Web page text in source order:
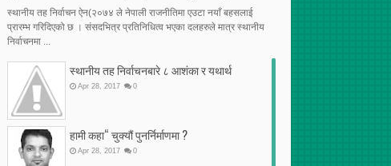
स्थानीय तह निर्वाचन ऐन(२०७४ ले नेपाली राजनीतिमा एउटा नयाँ बहसलाई
प्रारम्भ गरिदिएको छ । संसदभित्र प्रतिनिधित्व भएका दलहरुले मात्र स्थानीय
निर्वाचनमा ...
स्थानीय तह निर्वाचनबारे ८ आशंका र यथार्थ
Apr 28 2017 0
हामी कहा“ चुक्यौं पुनर्निर्माणमा ?
Apr 28 2017 0